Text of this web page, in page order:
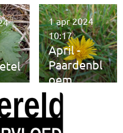
April -
Paardenbl
oem
1 apr 2024
10:17